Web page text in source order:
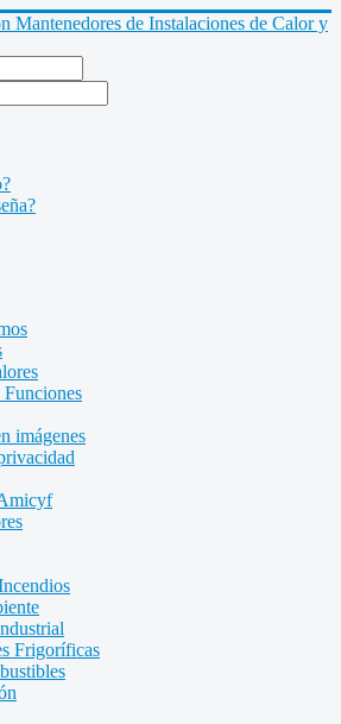
imágenes
Frigoríficas